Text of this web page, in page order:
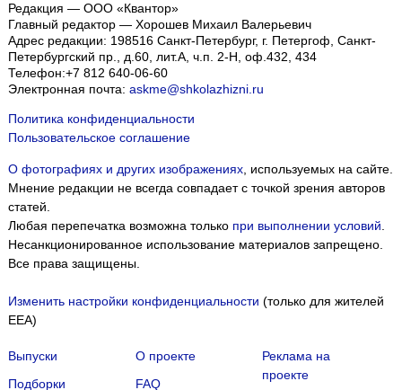
Редакция — ООО «Квантор»
Главный редактор — Хорошев Михаил Валерьевич
Адрес редакции: 198516 Санкт-Петербург, г. Петергоф Санкт-
Петербургский пр., д.60, лит.А, ч.п. 2-Н, оф.432, 434
Телефон:+7 812 640-06-60
Электронная почта: askme@shkolazhizni.ru
Политика конфиденциальности
Пользовательское соглашение
О фотографиях и других изображениях, используемых на сайте.
Мнение редакции не всегда совпадает с точкой зрения авторов
статей.
Любая перепечатка возможна только при выполнении условий
Несанкционированное использование материалов запрещено.
Все права защищены.
Изменить настройки конфиденциальности (только для жителей
EEA)
Выпуски
Подборки
О проекте
FAQ
Реклама на
проекте